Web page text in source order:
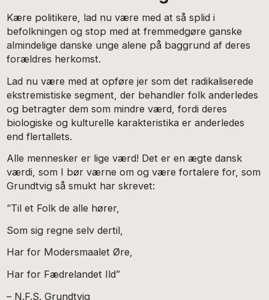
Kære politikere, lad nu være med at så splid i
befolkningen og stop med at fremmedgøre ganske
almindelige danske unge alene på baggrund af deres
forældres herkomst.
Lad nu være med at opføre jer som det radikaliserede
ekstremistiske segment, der behandler folk anderledes
og betragter dem som mindre værd, fordi deres
biologiske og kulturelle karakteristika er anderledes
end flertallets.
Alle mennesker er lige værd! Det er en ægte dansk
værdi, som I bør værne om og være fortalere for, som
Grundtvig så smukt har skrevet:
“Til et Folk de alle hører,
Som sig regne selv dertil,
Har for Modersmaalet Øre,
Har for Fædrelandet Ild”
– N.F.S. Grundtvig